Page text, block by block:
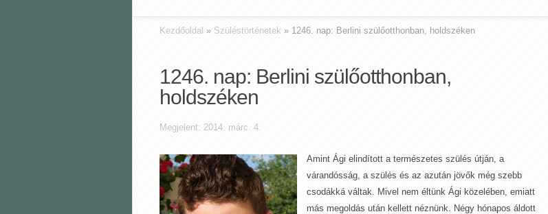
Kezdőoldal » Szüléstörténetek » 1246. nap: Berlini szülőotthonban, holdszéken
1246. nap: Berlini szülőotthonban,
holdszéken
Megjelent: 2014. márc. 4.
Amint Ági elindított a természetes szülés útján, a
várandósság, a szülés és az azután jövők még szebb
csodákká váltak. Mivel nem éltünk Ági közelében, emiatt
más megoldás után kellett néznünk. Négy hónapos áldott